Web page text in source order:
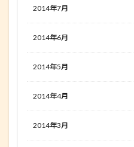
2014年7月
2014年6月
2014年5月
2014年4月
2014年3月